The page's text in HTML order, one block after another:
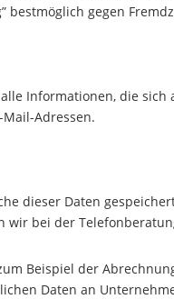
bestmöglich gegen
Informationen, die
Adressen.
dieser Daten
bei der
Beispiel der
Daten an